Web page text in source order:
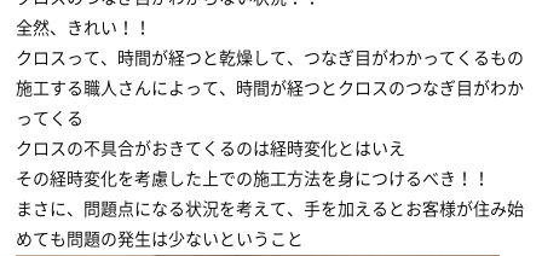
全然、きれい！！
クロスって、時間が経つと乾燥して、つなぎ目がわかってくるもの
施工する職人さんによって、時間が経つとクロスのつなぎ目がわか
ってくる
クロスの不具合がおきてくるのは経時変化とはいえ
その経時変化を考慮した上での施工方法を身につけるべき！！
まさに、問題点になる状況を考えて、手を加えるとお客様が住み始
めても問題の発生は少ないということ